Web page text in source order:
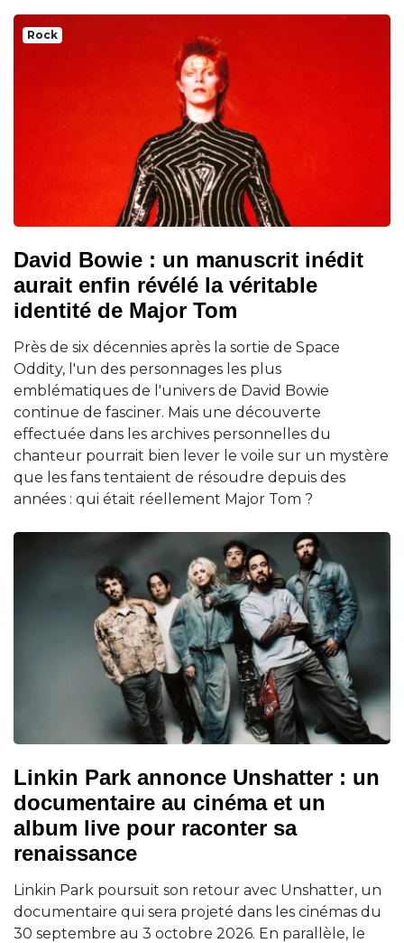
Rock
David Bowie : un manuscrit inédit
aurait enfin révélé la véritable
identité de Major Tom
Près de six décennies après la sortie de Space
Oddity, l'un des personnages les plus
emblématiques de l'univers de David Bowie
continue de fasciner. Mais une découverte
effectuée dans les archives personnelles du
chanteur pourrait bien lever le voile sur un mystère
que les fans tentaient de résoudre depuis des
années : qui était réellement Major Tom ?
Linkin Park annonce Unshatter : un
documentaire au cinéma et un
album live pour raconter sa
renaissance
Linkin Park poursuit son retour avec Unshatter, un
documentaire qui sera projeté dans les cinémas du
30 septembre au 3 octobre 2026. En parallèle, le